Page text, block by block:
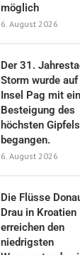
möglich
6. August 2026
Der 31.
Storm wurde auf
Insel Pag mit
Besteigung des
höchsten Gipfels
begangen.
6. August 2026
Die Flüsse
Drau in Kroatien
erreichen den
niedrigsten